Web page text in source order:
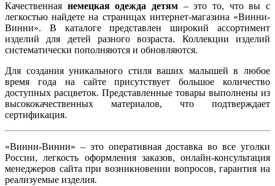
Качественная немецкая одежда детям – это то, что вы с
легкостью найдете на страницах интернет-магазина «Винни-
Винни». В каталоге представлен широкий ассортимент
изделий для детей разного возраста. Коллекции изделий
систематически пополняются и обновляются.
Для создания уникального стиля ваших малышей в любое
время года на сайте присутствует большое количество
доступных расцветок. Представленные товары выполнены из
высококачественных материалов, что подтверждает
сертификация.
«Винни-Винни» – это оперативная доставка во все уголки
России, легкость оформления заказов, онлайн-консультация
менеджеров сайта при возникновении вопросов, гарантия на
реализуемые изделия.